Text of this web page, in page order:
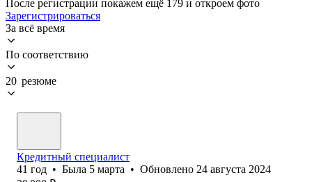
После регистрации покажем ещё 179 и откроем фото
Зарегистрироваться
За всё время
По соответствию
20 резюме
Кредитный специалист
41 год • Была 5 марта • Обновлено 24 августа 2024